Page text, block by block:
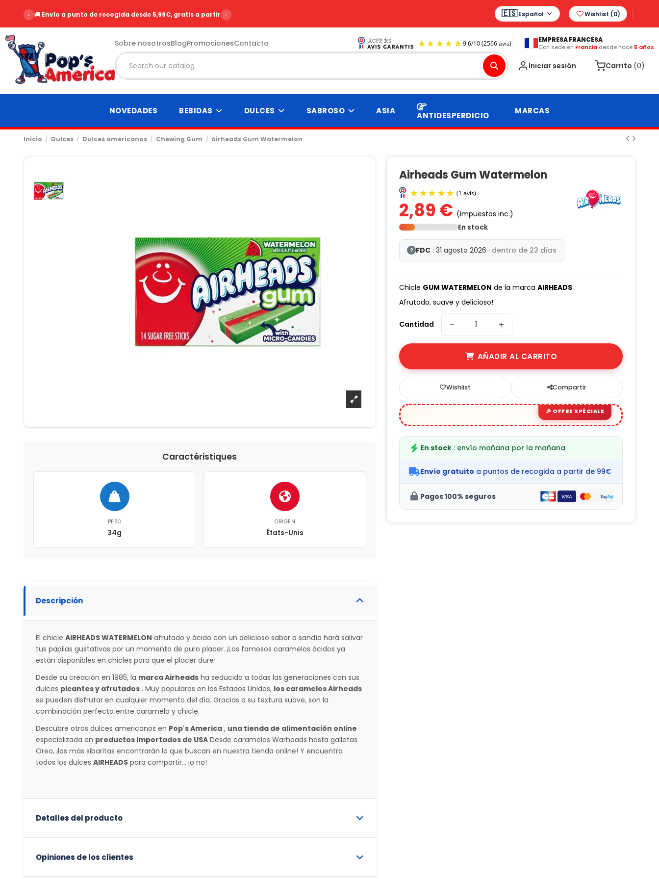
‹ 🚚 Envío a punto de recogida desde 5,99€, gratis a partir de 99€
› Español Wishlist (0)
Sobre nosotrosBlogPromocionesContacto
9.6/10 (2566 avis)
EMPRESA FRANCESA
Con sede en Franciadesde hace 5 años
Iniciar sesión Carrito (0)
NOVEDADES BEBIDAS DULCES SABROSO ASIA ANTIDESPERDICIO MARCAS
Inicio Dulces Dulces americanos Chewing Gum Airheads Gum Watermelon
Caractéristiques
PESO
34g
ORIGEN
États-Unis
Descripción
El chicle AIRHEADS WATERMELON afrutado y ácido con un delicioso sabor a sandía hará salivar
tus papilas gustativas por un momento de puro placer. ¡Los famosos caramelos ácidos ya
están disponibles en chicles para que el placer dure!
Desde su creación en 1985, la marca Airheadsha seducido a todas las generaciones con sus
dulces picantes y afrutados. Muy populares en los Estados Unidos, los caramelos Airheads
se pueden disfrutar en cualquier momento del día. Gracias a su textura suave, son la
combinación perfecta entre caramelo y chicle.
Descubre otros dulces americanos en Pop's America, una tienda de alimentación online
especializada en productos importados de USADesde caramelos Warheads hasta galletas
Oreo, ¡los más sibaritas encontrarán lo que buscan en nuestra tienda online! Y encuentra
todos los dulces AIRHEADSpara compartir... ¡o no!
Detalles del producto
Opiniones de los clientes
Airheads Gum Watermelon
2,89 € (impuestos inc.)
En stock
? FDC : 31 agosto 2026 · dentro de 23 días
Chicle GUM WATERMELON de la marcaAIRHEADS .
Afrutado, suave y delicioso!
Cantidad − +
AÑADIR AL CARRITO
Wishlist Compartir
En stock : envío mañana por la mañana
Envío gratuito a puntos de recogida a partir de 99€
Pagos 100% seguros